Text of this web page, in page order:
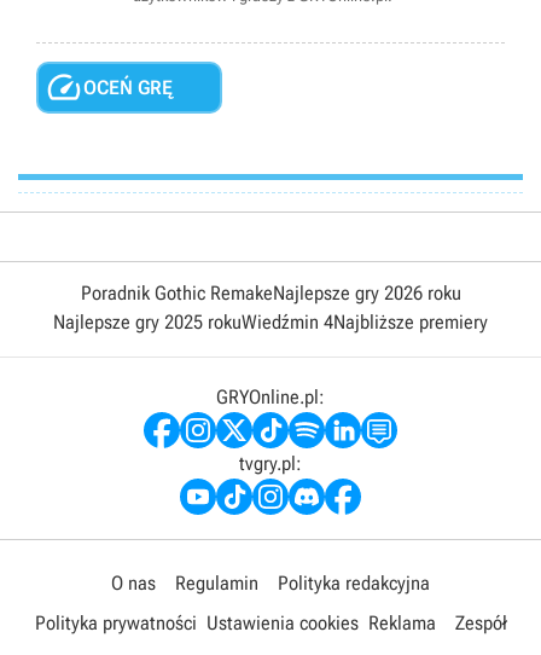
OCEŃ GRĘ
Poradnik Gothic RemakeNajlepsze gry 2026 roku
Najlepsze gry 2025 rokuWiedźmin 4Najbliższe premiery
GRYOnline.pl:
tvgry.pl:
O nas Regulamin
Polityka redakcyjna
Polityka prywatności Ustawienia cookies Reklama
Zespół